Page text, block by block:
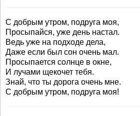
С добрым утром, подруга моя,
Просыпайся, уже день настал.
Ведь уже на подходе дела,
Даже если был сон очень мал.
Просыпается солнце в окне,
И лучами щекочет тебя.
Знай, что ты дорога очень мне.
С добрым утром, подруга моя!